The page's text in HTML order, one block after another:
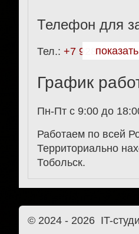
Телефон для
Тел.: +7 928 911-27-
показать
График
Пн-Пт с 9:00 до
Работаем по всей
Территориально
Тобольск.
© 2024 - 2026 IT-